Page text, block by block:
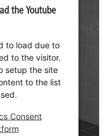
the Youtube
to load due to
to the visitor.
setup the site
to the list
Consent